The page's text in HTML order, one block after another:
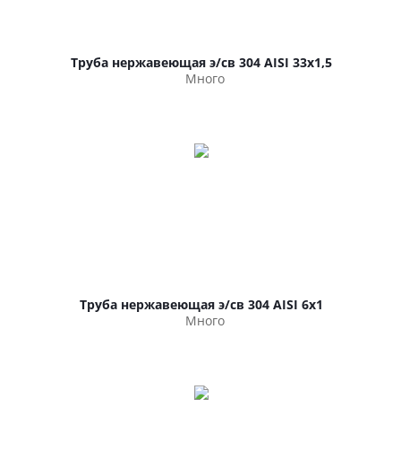
Труба нержавеющая э/св 304 AISI 33х1,5
Много
Труба нержавеющая э/св 304 AISI 6х1
Много